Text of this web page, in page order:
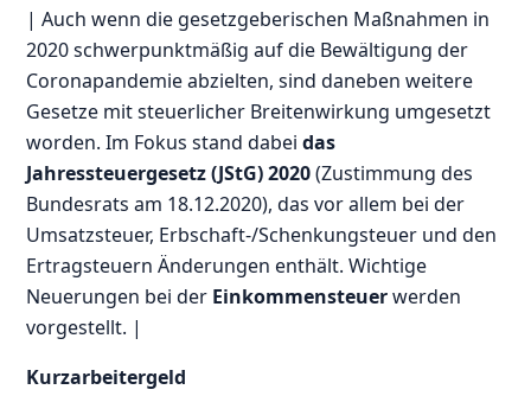
| Auch wenn die gesetzgeberischen Maßnahmen in
2020 schwerpunktmäßig auf die Bewältigung der
Coronapandemie abzielten, sind daneben weitere
Gesetze mit steuerlicher Breitenwirkung umgesetzt
worden. Im Fokus stand dabeidas
Jahressteuergesetz (JStG) 2020(Zustimmung des
Bundesrats am 18.12.2020), das vor allem bei der
Umsatzsteuer, Erbschaft-/Schenkungsteuer und den
Ertragsteuern Änderungen enthält. Wichtige
Neuerungen bei der Einkommensteuerwerden
vorgestellt. |
Kurzarbeitergeld